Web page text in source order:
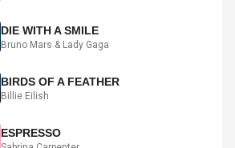
DIE WITH A SMILE
Bruno Mars & Lady Gaga
BIRDS OF A FEATHER
Billie Eilish
ESPRESSO